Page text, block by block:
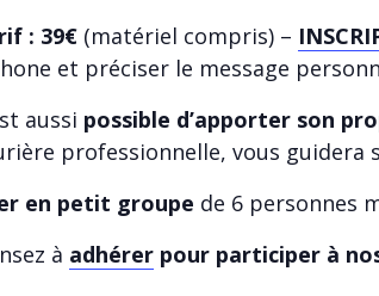
: 39€ (matériel compris) –
et préciser le message
aussi possible d’apporter son
professionnelle, vous guidera
en petit groupe de 6 personnes
à adhérer pour participer à